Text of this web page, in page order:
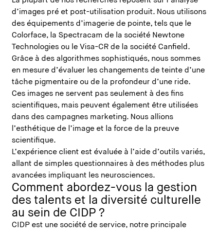
d’images pré et post-utilisation produit. Nous utilisons
des équipements d’imagerie de pointe, tels que le
Colorface, la Spectracam de la société Newtone
Technologies ou le Visa-CR de la société Canfield.
Grâce à des algorithmes sophistiqués, nous sommes
en mesure d’évaluer les changements de teinte d’une
tâche pigmentaire ou de la profondeur d’une ride.
Ces images ne servent pas seulement à des fins
scientifiques, mais peuvent également être utilisées
dans des campagnes marketing. Nous allions
l’esthétique de l’image et la force de la preuve
scientifique.
L’expérience client est évaluée à l’aide d’outils variés,
allant de simples questionnaires à des méthodes plus
avancées impliquant les neurosciences.
Comment abordez-vous la gestion
des talents et la diversité culturelle
au sein de CIDP ?
CIDP est une société de service, notre principale